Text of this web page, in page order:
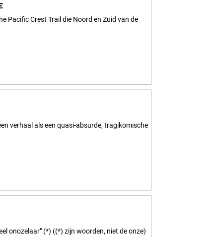
Pacific Crest Trail die Noord en Zuid van de
verhaal als een quasi-absurde, tragikomische
onozelaar" (*) ((*) zijn woorden, niet de onze)